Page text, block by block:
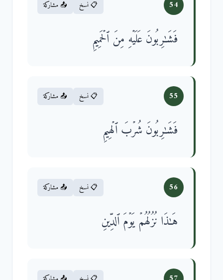
54 📋 نسخ 📤 مشاركة
فَشَـٰرِبُونَ عَلَیۡهِ مِنَ ٱلۡحَمِیمِ
55 📋 نسخ 📤 مشاركة
فَشَـٰرِبُونَ شُرۡبَ ٱلۡهِیمِ
56 📋 نسخ 📤 مشاركة
هَـٰذَا نُزُلُهُمۡ یَوۡمَ ٱلدِّینِ